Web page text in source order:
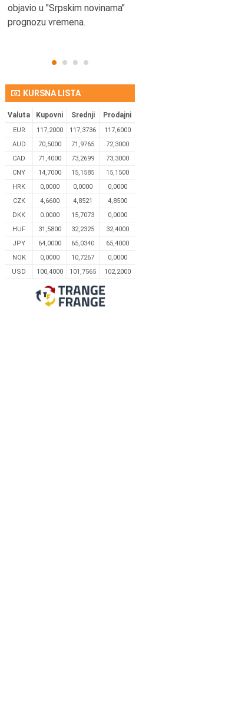
objavio u "Srpskim novinama"
prognozu vremena.
KURSNA LISTA
Valuta Kupovni Srednji Prodajni
EUR 117,2000 117,3736
117,6000
AUD
70,5000 71,9765
72,3000
CAD
71,4000 73,2699
73,3000
CNY
14,7000 15,1585
15,1500
HRK
0,0000 0,0000
0,0000
CZK
4,6600 4,8521
4,8500
DKK
0.0000 15,7073
0,0000
HUF
31,5800 32,2325
32,4000
JPY
64,0000 65,0340
65,4000
NOK
0,0000 10,7267
0,0000
USD
100,4000 101,7565 102,2000